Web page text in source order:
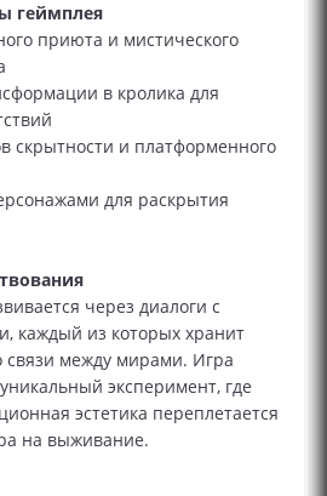
геймплея
приюта и мистического
в кролика для
скрытности и платформенного
для раскрытия
через диалоги с
каждый из которых хранит
между мирами. Игра
эксперимент, где
эстетика переплетается
на выживание.